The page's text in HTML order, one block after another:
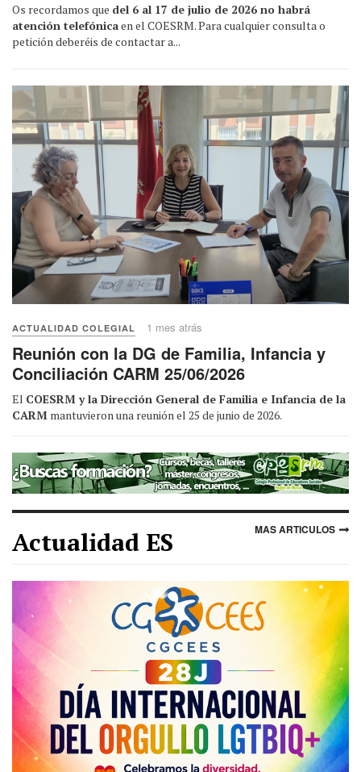
Os recordamos que del 6 al 17 de julio de 2026 no habrá
atención telefónicaen el COESRM. Para cualquier consulta o
petición deberéis de contactar a...
ACTUALIDAD COLEGIAL 1 mes atrás
Reunión con la DG de Familia, Infancia y
Conciliación CARM 25/06/2026
El COESRM y la Dirección General de Familia e Infancia de la
CARM mantuvieron una reunión el 25 de junio de 2026.
Actualidad ES MAS ARTICULOS